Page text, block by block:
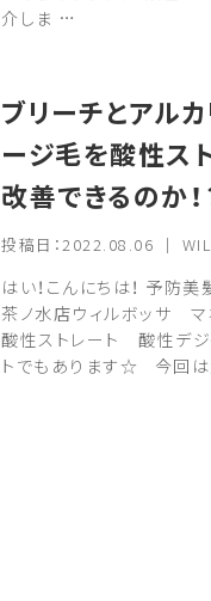
介しま …
ブリーチとアル
ージ毛を酸性ス
改善できるのか！
投稿日：2022.08.06 ｜
はい！こんにちは！ 予防
茶ノ水店ウィルボッサ
酸性ストレート 酸性デジ
トでもあります☆ 今回